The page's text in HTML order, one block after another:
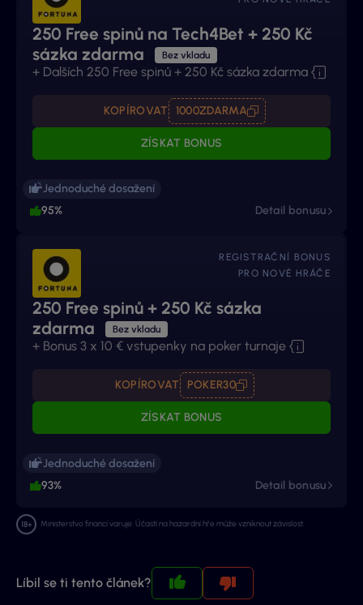
250 Free spinů na Tech4Bet + 250 Kč
sázka zdarma
Bez vkladu
+ Dalších 250 Free spinů + 250 Kč sázka zdarma
KOPÍROVAT 1000ZDARMA
ZÍSKAT BONUS
Jednoduché dosažení
95%
Detail bonusu
REGISTRAČNÍ BONUS
PRO NOVÉ HRÁČE
250 Free spinů + 250 Kč sázka
zdarma
Bez vkladu
+ Bonus 3 x 10 € vstupenky na poker turnaje
KOPÍROVAT POKER30
ZÍSKAT BONUS
Jednoduché dosažení
93%
Detail bonusu
Ministerstvo financí varuje: Účastí na hazardní hře může vzniknout závislost.
Líbil se ti tento článek?